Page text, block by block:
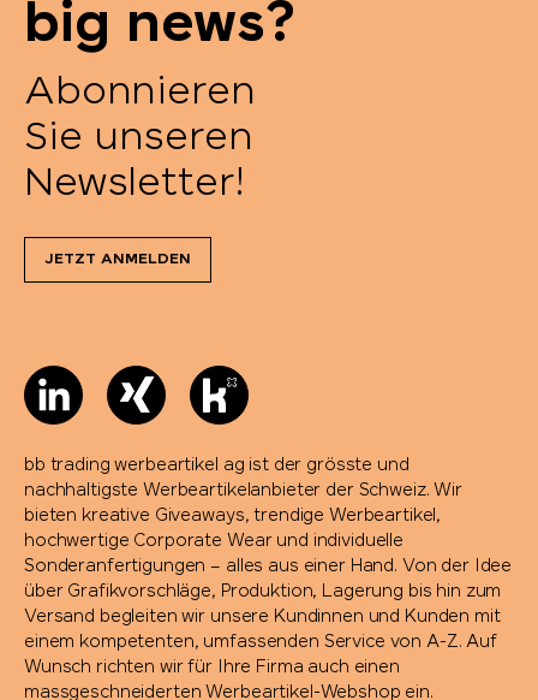
big news?
Abonnieren
Sie unseren
Newsletter!
JETZT ANMELDEN
bb trading werbeartikel ag ist der grösste und
nachhaltigste Werbeartikelanbieter der Schweiz. Wir
bieten kreative Giveaways, trendige Werbeartikel,
hochwertige Corporate Wear und individuelle
Sonderanfertigungen – alles aus einer Hand. Von der Idee
über Grafikvorschläge, Produktion, Lagerung bis hin zum
Versand begleiten wir unsere Kundinnen und Kunden mit
einem kompetenten, umfassenden Service von A-Z. Auf
Wunsch richten wir für Ihre Firma auch einen
massgeschneiderten Werbeartikel-Webshop ein.